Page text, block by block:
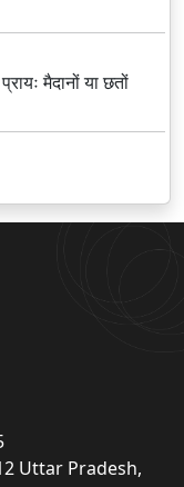
मैदानों या छतों
Uttar Pradesh,